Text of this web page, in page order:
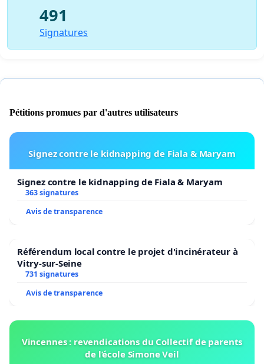
- Unesalle de conférence
sur la même thématique,
- Et, grâce au Conservatoire du Littoral, un
491
Signatures
Pétitions promues par d'autres utilisateurs
Signez contre le kidnapping de Fiala & Maryam
Signez contre le kidnapping de Fiala & Maryam
363 signatures
Avis de transparence
Référendum local contre le projet d'incinérateur à
Vitry-sur-Seine
731 signatures
Avis de transparence
Vincennes : revendications du Collectif de parents
de l’école Simone Veil